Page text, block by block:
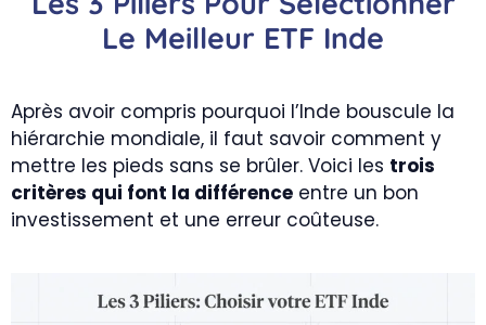
Le Meilleur ETF Inde
Après avoir compris pourquoi l’Inde bouscule la
hiérarchie mondiale, il faut savoir comment y
mettre les pieds sans se brûler. Voici les trois
critères qui font la différence entre un bon
investissement et une erreur coûteuse.